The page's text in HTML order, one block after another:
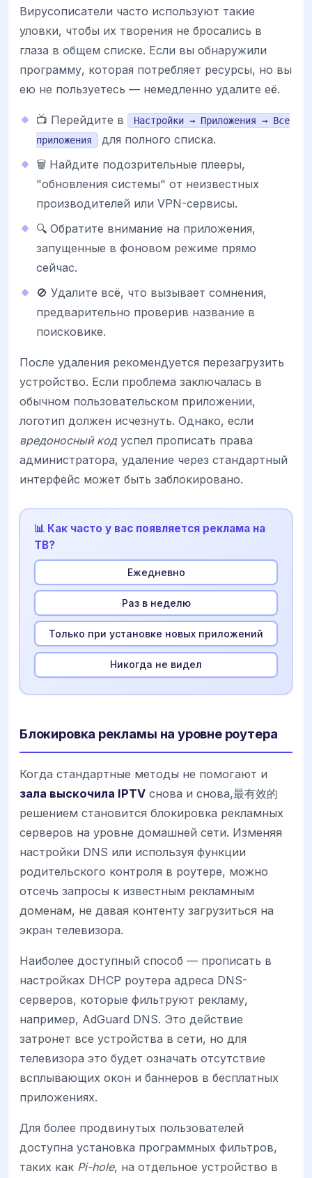
Вирусописатели часто используют такие
уловки, чтобы их творения не бросались в
глаза в общем списке. Если вы обнаружили
программу, которая потребляет ресурсы, но вы
ею не пользуетесь — немедленно удалите её.
📺 Перейдите в
Настройки → Приложения → Все
приложения
для полного списка.
🗑️ Найдите подозрительные плееры,
"обновления системы" от неизвестных
производителей или VPN-сервисы.
🔍 Обратите внимание на приложения,
запущенные в фоновом режиме прямо
сейчас.
🚫 Удалите всё, что вызывает сомнения,
предварительно проверив название в
поисковике.
После удаления рекомендуется перезагрузить
устройство. Если проблема заключалась в
обычном пользовательском приложении,
логотип должен исчезнуть. Однако, если
вредоносный кодуспел прописать права
администратора, удаление через стандартный
интерфейс может быть заблокировано.
📊 Как часто у вас появляется реклама на
ТВ?
Ежедневно
Раз в неделю
Только при установке новых приложений
Никогда не видел
Блокировка рекламы на уровне роутера
Когда стандартные методы не помогают и
зала выскочила IPTV снова и снова,最有效的
решением становится блокировка рекламных
серверов на уровне домашней сети. Изменяя
настройки DNS или используя функции
родительского контроля в роутере, можно
отсечь запросы к известным рекламным
доменам, не давая контенту загрузиться на
экран телевизора.
Наиболее доступный способ — прописать в
настройках DHCP роутера адреса DNS-
серверов, которые фильтруют рекламу,
например, AdGuard DNS. Это действие
затронет все устройства в сети, но для
телевизора это будет означать отсутствие
всплывающих окон и баннеров в бесплатных
приложениях.
Для более продвинутых пользователей
доступна установка программных фильтров,
таких как Pi-hole, на отдельное устройство в